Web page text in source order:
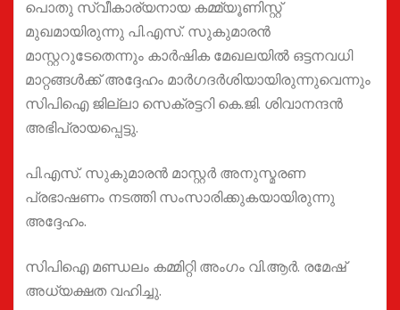
പൊതു സ്വീകാര്യനായ കമ്മ്യൂണിസ്റ്റ്
മുഖമായിരുന്നു പി.എസ്. സുകുമാരൻ
മാസ്റ്ററുടേതെന്നും കാർഷിക മേഖലയിൽ ഒട്ടനവധി
മാറ്റങ്ങൾക്ക് അദ്ദേഹം മാർഗദർശിയായിരുന്നുവെന്നും
സിപിഐ ജില്ലാ സെക്രട്ടറി കെ.ജി. ശിവാനന്ദൻ
അഭിപ്രായപ്പെട്ടു.
പി.എസ്. സുകുമാരൻ മാസ്റ്റർ അനുസ്മരണ
പ്രഭാഷണം നടത്തി സംസാരിക്കുകയായിരുന്നു
അദ്ദേഹം.
സിപിഐ മണ്ഡലം കമ്മിറ്റി അംഗം വി.ആർ. രമേഷ്
അധ്യക്ഷത വഹിച്ചു.